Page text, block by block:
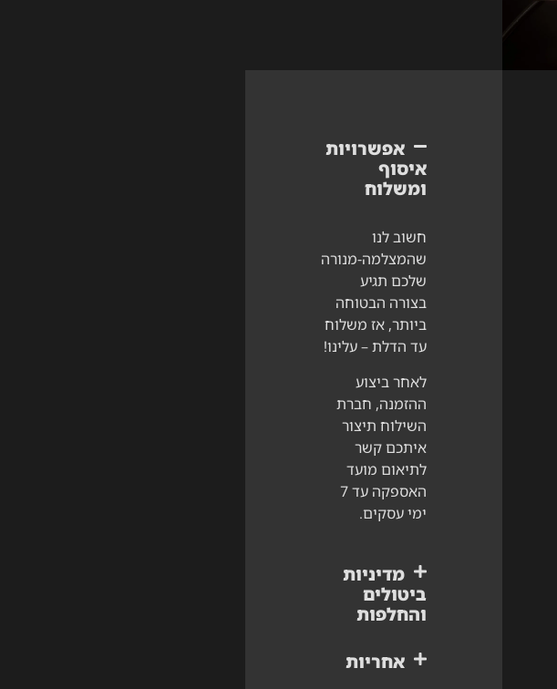
אפשרויות
איסוף
ומשלוח
חשוב לנו
שהמצלמה-מנורה
שלכם תגיע
בצורה הבטוחה
ביותר, אז משלוח
עד הדלת – עלינו!
לאחר ביצוע
ההזמנה, חברת
השילוח תיצור
איתכם קשר
לתיאום מועד
האספקה עד 7
ימי עסקים.
מדיניות
ביטולים
והחלפות
אחריות